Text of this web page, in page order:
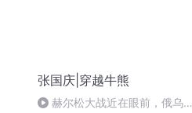
张国庆|穿越牛熊
赫尔松大战近在眼前，俄乌冲